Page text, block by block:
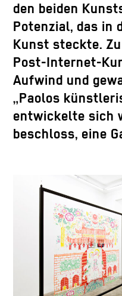
den beiden
Potenzial, das in
Kunst steckte.
Post-Internet-
Aufwind und
„Paolos
entwickelte sich
beschloss, eine